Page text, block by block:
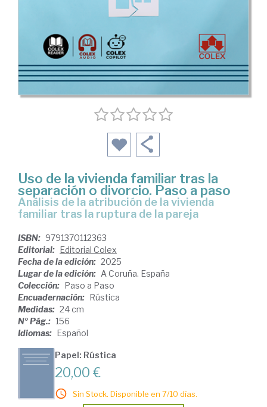
Uso de la vivienda familiar tras la
separación o divorcio. Paso a paso
Análisis de la atribución de la vivienda
familiar tras la ruptura de la pareja
ISBN: 9791370112363
Editorial: Editorial Colex
Fecha de la edición: 2025
Lugar de la edición: A Coruña. España
Colección: Paso a Paso
Encuadernación: Rústica
Medidas: 24 cm
Nº Pág.: 156
Idiomas: Español
Papel: Rústica
20,00 €
Sin Stock. Disponible en 7/10 días.